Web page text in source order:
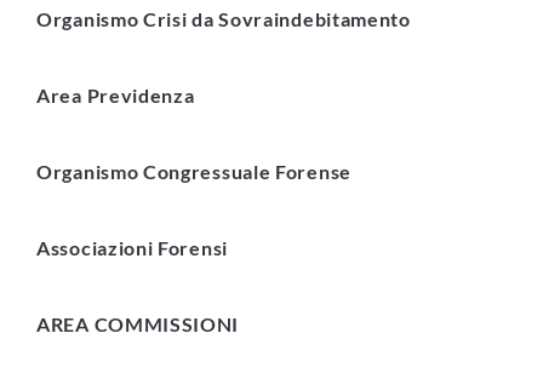
Organismo Crisi da Sovraindebitamento
Area Previdenza
Organismo Congressuale Forense
Associazioni Forensi
AREA COMMISSIONI